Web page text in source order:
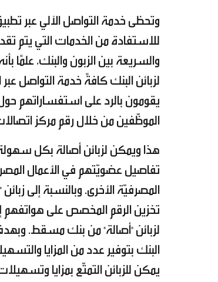
وتحظى خدمة التواصل الآلي عبر
للاستفادة من الخدمات التي يتم
لزبائن البنك كافةً خدمة التواصل
يقومون بالرد على استفساراتهم حول
الموظّفين من خلال رقم مركز اتصالات بنك مسقط على 24795555
هذا ويمكن لزبائن أصالة بكل
تفاصيل عضويّتهم في الأعمال
المصرفيّة الأخرى. وبالنسبة إلى
تخزين الرقم المخصص على هواتفهم
لزبائن "أصالة" من بنك مسقط.
البنك بتوفير عدد من المزايا
يمكن للزبائن التمتّع بمزايا